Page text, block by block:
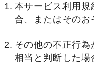
本サービス利用
合、またはそのお
その他の不正行
相当と判断した場